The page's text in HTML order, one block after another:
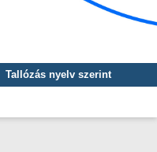
Tallózás nyelv szerint